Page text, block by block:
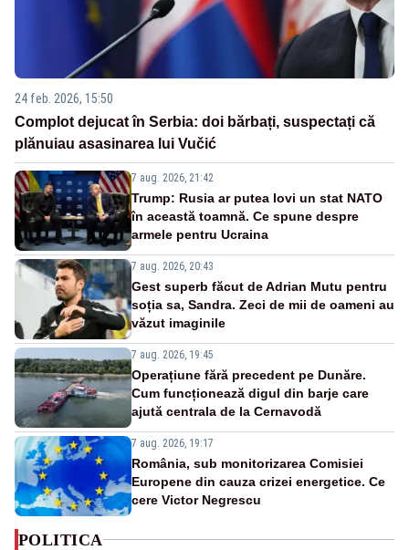
24 feb. 2026, 15:50
Complot dejucat în Serbia: doi bărbați, suspectați că
plănuiau asasinarea lui Vučić
7 aug. 2026, 21:42
Trump: Rusia ar putea lovi un stat NATO
în această toamnă. Ce spune despre
armele pentru Ucraina
7 aug. 2026, 20:43
Gest superb făcut de Adrian Mutu pentru
soția sa, Sandra. Zeci de mii de oameni au
văzut imaginile
7 aug. 2026, 19:45
Operațiune fără precedent pe Dunăre.
Cum funcționează digul din barje care
ajută centrala de la Cernavodă
7 aug. 2026, 19:17
România, sub monitorizarea Comisiei
Europene din cauza crizei energetice. Ce
cere Victor Negrescu
POLITICA